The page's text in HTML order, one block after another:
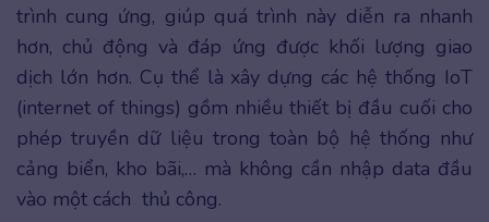
trình cung ứng, giúp quá trình này diễn ra nhanh
hơn, chủ động và đáp ứng được khối lượng giao
dịch lớn hơn. Cụ thể là xây dựng các hệ thống IoT
(internet of things) gồm nhiều thiết bị đầu cuối cho
phép truyền dữ liệu trong toàn bộ hệ thống như
cảng biển, kho bãi,… mà không cần nhập data đầu
vào một cách thủ công.